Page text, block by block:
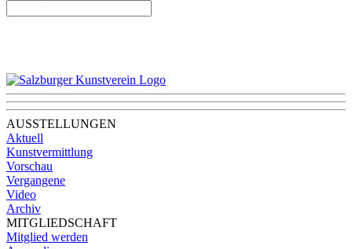
AUSSTELLUNGEN
Aktuell
Kunstvermittlung
Vorschau
Vergangene
Video
Archiv
MITGLIEDSCHAFT
Mitglied werden